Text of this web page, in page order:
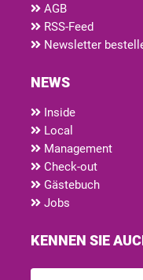
AGB
RSS-Feed
Newsletter
NEWS
Inside
Local
Management
Check-out
Gästebuch
Jobs
KENNEN SIE